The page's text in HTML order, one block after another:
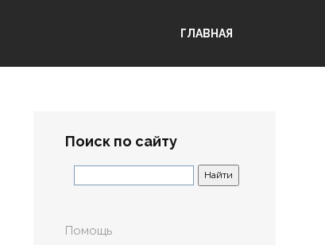
ГЛАВНАЯ
Поиск по сайту
Помощь